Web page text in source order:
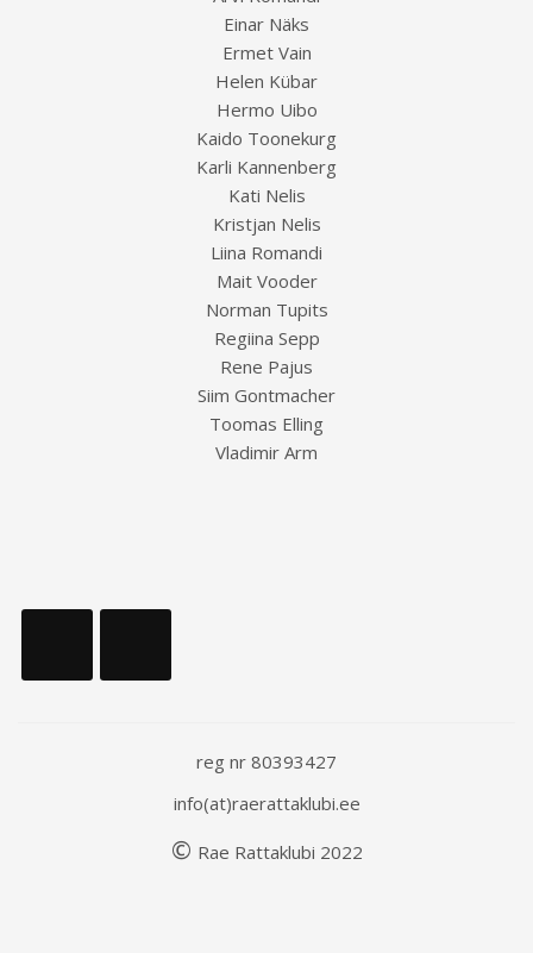
Einar Näks
Ermet Vain
Helen Kübar
Hermo Uibo
Kaido Toonekurg
Karli Kannenberg
Kati Nelis
Kristjan Nelis
Liina Romandi
Mait Vooder
Norman Tupits
Regiina Sepp
Rene Pajus
Siim Gontmacher
Toomas Elling
Vladimir Arm
reg nr 80393427
info(at)raerattaklubi.ee
© Rae Rattaklubi 2022